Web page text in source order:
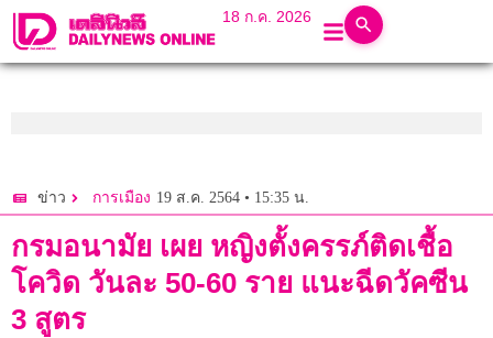
18 ก.ค. 2026
ข่าว การเมือง 19 ส.ค. 2564 • 15:35 น.
กรมอนามัย เผย หญิงตั้งครรภ์ติดเชื้อ
โควิด วันละ 50-60 ราย แนะฉีดวัคซีน
3 สูตร